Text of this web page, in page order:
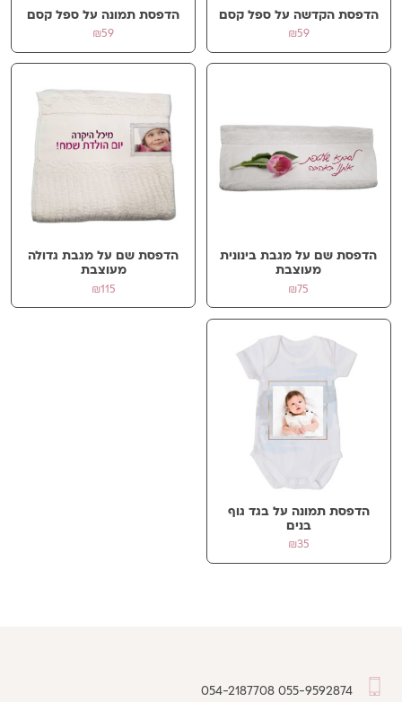
שמור בדפדפן זה את השם, האימייל והאתר שלי לפעם הבאה שאגיב.
הדפסת הקדשה על ספל קסם
₪59
הדפסת תמונה על ספל קסם
₪59
הדפסת שם על מגבת בינונית
מעוצבת
₪75
הדפסת שם על מגבת גדולה
מעוצבת
₪115
הדפסת תמונה על בגד גוף
בנים
₪35
055-9592874
054-2187708